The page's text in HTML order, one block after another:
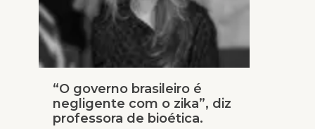
“O governo brasileiro é
negligente com o zika”, diz
professora de bioética.